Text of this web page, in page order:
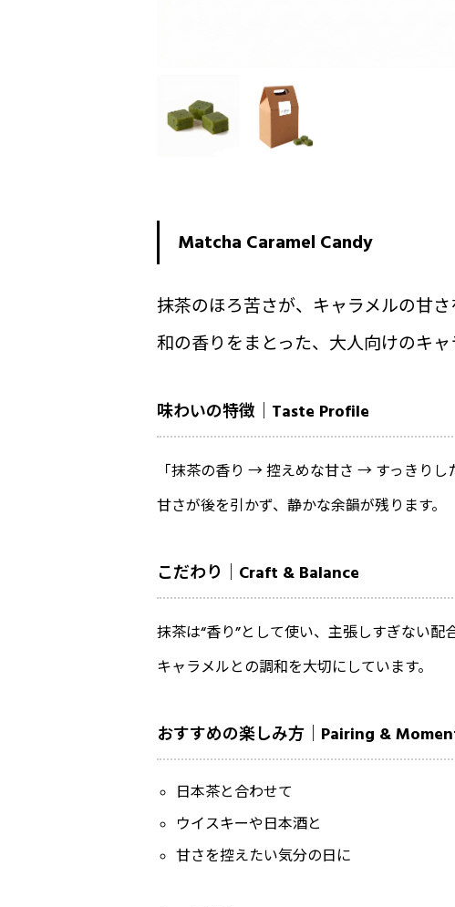
Matcha Caramel Candy
抹茶のほろ苦さが、キャラメルの甘さ
和の香りをまとった、大人向けのキャ
味わいの特徴｜Taste Profile
「抹茶の香り → 控えめな甘さ → すっきりし
甘さが後を引かず、静かな余韻が残ります。
こだわり｜Craft & Balance
抹茶は“香り”として使い、主張しすぎない配
キャラメルとの調和を大切にしています。
おすすめの楽しみ方｜Pairing &
日本茶と合わせて
ウイスキーや日本酒と
甘さを控えたい気分の日に